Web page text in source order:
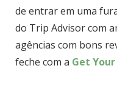
de entrar em uma
do Trip Advisor com
agências com bons
feche com a Get